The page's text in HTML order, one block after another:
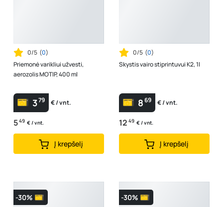
0/5 (0)
Priemonė varikliui užvesti,
aerozolis MOTIP, 400 ml
379 € / vnt.
549 € / vnt.
Į krepšelį
0/5 (0)
Skystis vairo stiprintuvui K2, 1l
869 € / vnt.
12 49 € / vnt.
Į krepšelį
-30% -30%